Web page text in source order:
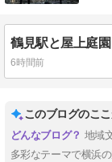
鶴見駅と屋上庭園
6時間前
このブログのこ
地域
多彩なテーマで横浜